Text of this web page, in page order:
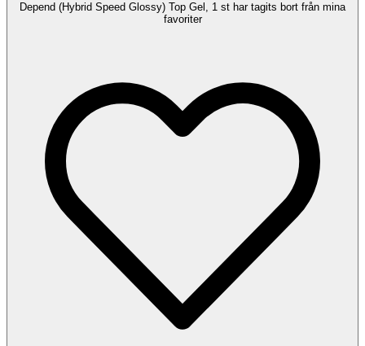
Depend (Hybrid Speed Glossy) Top Gel, 1 st har tagits bort från mina
favoriter